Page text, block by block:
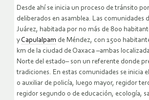
Desde ahí se inicia un proceso de tránsito
deliberados en asamblea. Las comunidades
Juárez, habitada por no más de 800
y Capulalpam de Méndez, con 1500
km de la ciudad de Oaxaca –ambas
Norte del estado– son un referente donde
tradiciones. En estas comunidades se inicia
o auxiliar de policía, luego mayor, regidor
regidor segundo o de educación, ecología,